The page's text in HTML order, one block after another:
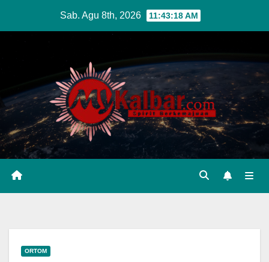
Sab. Agu 8th, 2026 11:43:20 AM
ORTOM